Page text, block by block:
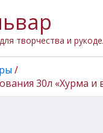
творчества и
30л «Хурма и